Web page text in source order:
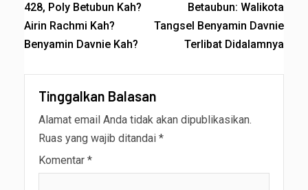
428, Poly Betubun Kah?
Airin Rachmi Kah?
Benyamin Davnie Kah?
Betaubun: Walikota
Tangsel Benyamin Davnie
Terlibat Didalamnya
Tinggalkan Balasan
Alamat email Anda tidak akan dipublikasikan.
Ruas yang wajib ditandai *
Komentar *